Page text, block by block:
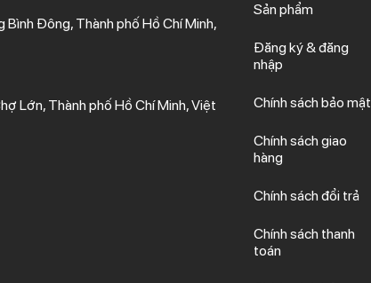
Bình Đông, Thành phố Hồ Chí Minh,
Lớn, Thành phố Hồ Chí Minh, Việt
Sản phẩm
Đăng ký & đăng
nhập
Chính sách bảo mật
Chính sách giao
hàng
Chính sách đổi trả
Chính sách thanh
toán